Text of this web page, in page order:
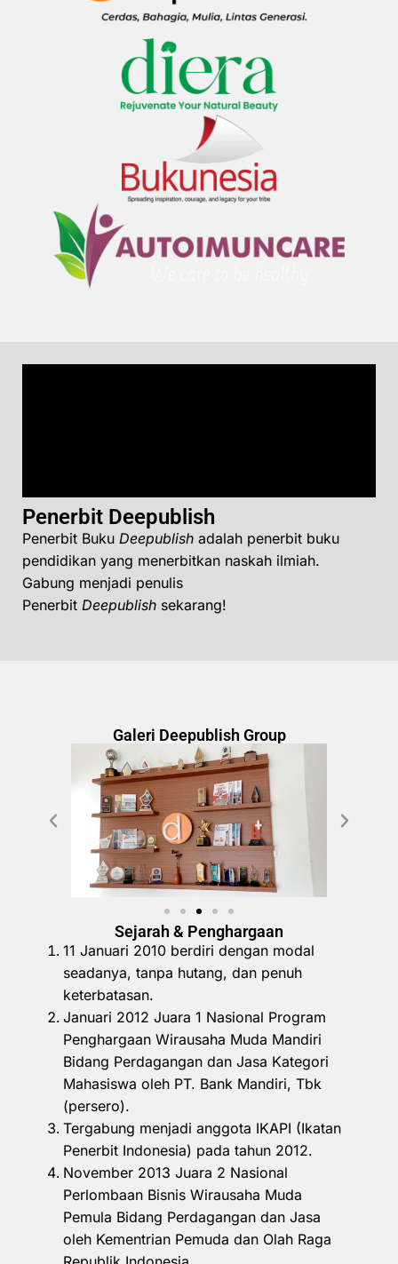
Penerbit Deepublish
Penerbit Buku Deepublish adalah penerbit buku
pendidikan yang menerbitkan naskah ilmiah.
Gabung menjadi penulis
Penerbit Deepublish sekarang!
Galeri Deepublish Group
Sejarah & Penghargaan
11 Januari 2010 berdiri dengan modal
seadanya, tanpa hutang, dan penuh
keterbatasan.
Januari 2012 Juara 1 Nasional Program
Penghargaan Wirausaha Muda Mandiri
Bidang Perdagangan dan Jasa Kategori
Mahasiswa oleh PT. Bank Mandiri, Tbk
(persero).
Tergabung menjadi anggota IKAPI (Ikatan
Penerbit Indonesia) pada tahun 2012.
November 2013 Juara 2 Nasional
Perlombaan Bisnis Wirausaha Muda
Pemula Bidang Perdagangan dan Jasa
oleh Kementrian Pemuda dan Olah Raga